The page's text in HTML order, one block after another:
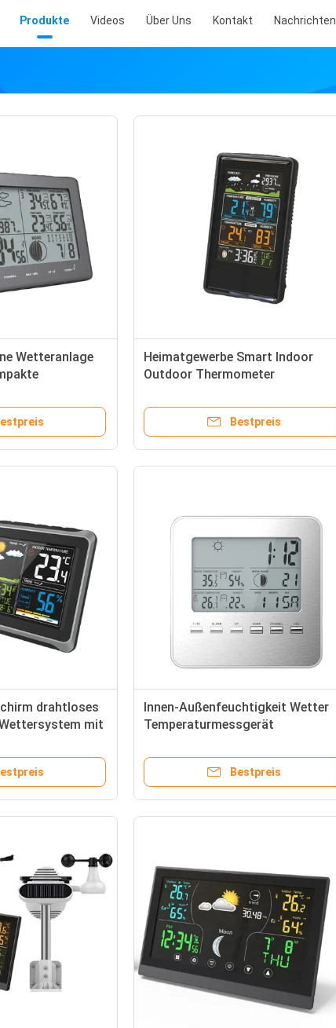
Produkte Videos Über Uns Kontakt Nachrichten
Wetteranlage
Heimatgewerbe Smart Indoor
Outdoor Thermometer
Wetterthermometer
Bestpreis
drahtloses
mit
Innen-Außenfeuchtigkeit Wetter
Temperaturmessgerät
für Zuhause
Bestpreis